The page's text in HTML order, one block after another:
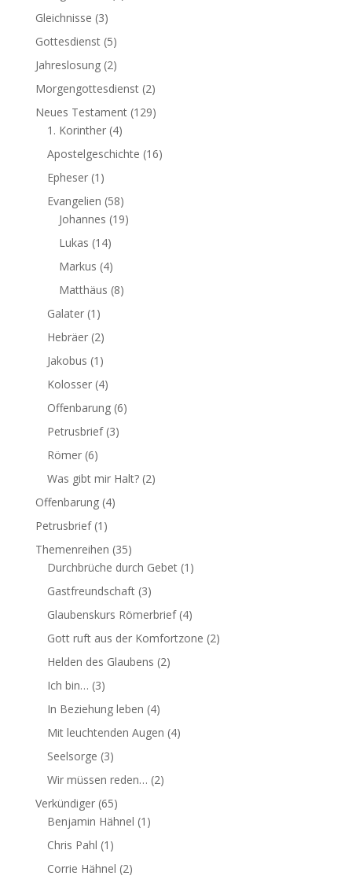
Gleichnisse (3)
Gottesdienst(5)
Jahreslosung(2)
Morgengottesdienst(2)
Neues Testament(129)
1. Korinther(4)
Apostelgeschichte (16)
Epheser(1)
Evangelien (58)
Johannes (19)
Lukas (14)
Markus (4)
Matthäus (8)
Galater(1)
Hebräer(2)
Jakobus (1)
Kolosser(4)
Offenbarung(6)
Petrusbrief(3)
Römer(6)
Was gibt mir Halt?(2)
Offenbarung(4)
Petrusbrief(1)
Themenreihen (35)
Durchbrüche durch Gebet(1)
Gastfreundschaft(3)
Glaubenskurs Römerbrief(4)
Gott ruft aus der Komfortzone (2)
Helden des Glaubens (2)
Ich bin… (3)
In Beziehung leben (4)
Mit leuchtenden Augen (4)
Seelsorge (3)
Wir müssen reden… (2)
Verkündiger(65)
Benjamin Hähnel (1)
Chris Pahl (1)
Corrie Hähnel (2)